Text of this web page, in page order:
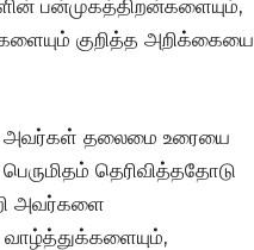
பன்முகத்திறன்களையும்,
குறித்த அறிக்கையை
அவர்கள் தலைமை உரையை
தெரிவித்ததோடு
அவர்களை
வாழ்த்துக்களையும்,